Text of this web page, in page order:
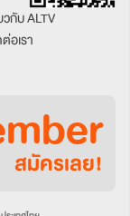
วกับ ALTV
อเรา
สมัครเลย!